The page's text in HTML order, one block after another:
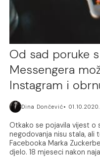
Od sad poruke
Messengera
Instagram i
Dina Dončević 01.10.2020.
Otkako se pojavila vijest o
negodovanja nisu stala, ali
Facebooka Marka
djelo. 18 mjeseci nakon